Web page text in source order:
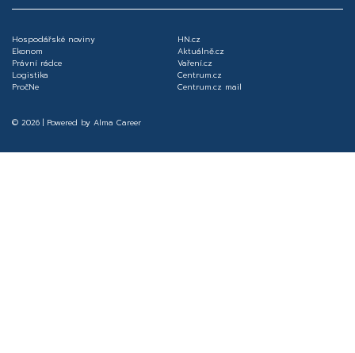
Hospodářské noviny
Ekonom
Právní rádce
Logistika
PročNe
HN.cz
Aktuálně.cz
Vaření.cz
Centrum.cz
Centrum.cz mail
© 2026 | Powered by Alma Career